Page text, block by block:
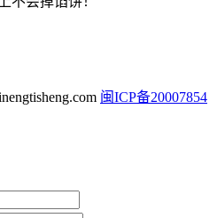
闽ICP备20007854